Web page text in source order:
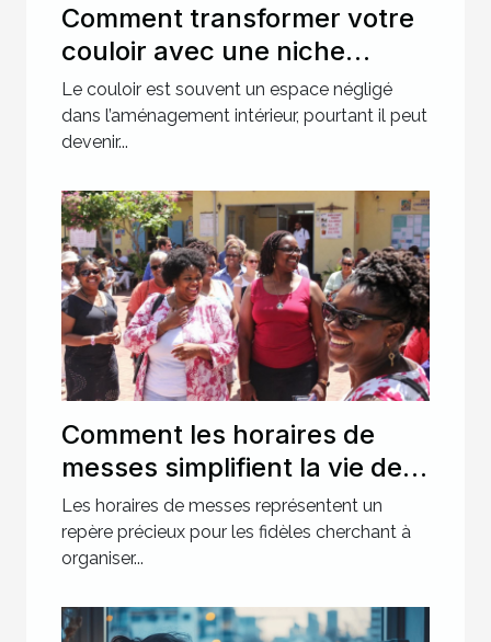
Comment transformer votre
couloir avec une niche
murale ?
Le couloir est souvent un espace négligé
dans l’aménagement intérieur, pourtant il peut
devenir...
Comment les horaires de
messes simplifient la vie des
pratiquants ?
Les horaires de messes représentent un
repère précieux pour les fidèles cherchant à
organiser...